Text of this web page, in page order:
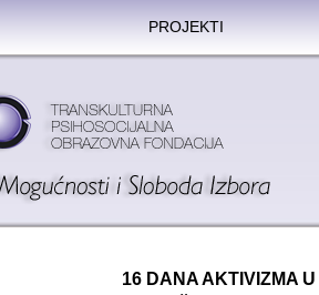
PROJEKTI
16 DANA AKTIVIZMA